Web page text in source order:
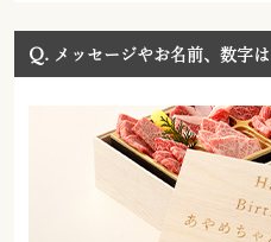
Q. メッセージやお名前、数字